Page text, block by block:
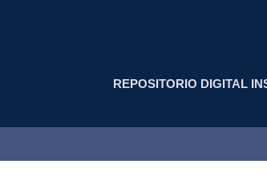
REPOSITORIO DIGITAL